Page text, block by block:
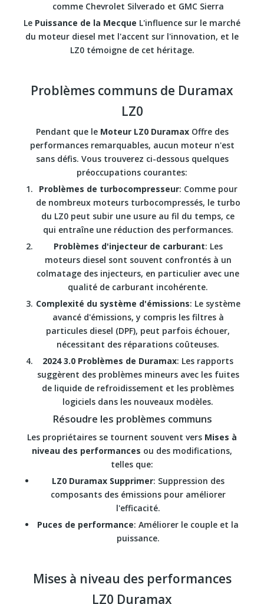
comme Chevrolet Silverado et GMC Sierra
Le Puissance de la Mecque L'influence sur le marché
du moteur diesel met l'accent sur l'innovation, et le
LZ0 témoigne de cet héritage.
Problèmes communs de Duramax
LZ0
Pendant que le Moteur LZ0 DuramaxOffre des
performances remarquables, aucun moteur n'est
sans défis. Vous trouverez ci-dessous quelques
préoccupations courantes:
Problèmes de turbocompresseur: Comme pour
de nombreux moteurs turbocompressés, le turbo
du LZ0 peut subir une usure au fil du temps, ce
qui entraîne une réduction des performances.
Problèmes d'injecteur de carburant: Les
moteurs diesel sont souvent confrontés à un
colmatage des injecteurs, en particulier avec une
qualité de carburant incohérente.
Complexité du système d'émissions: Le système
avancé d'émissions, y compris les filtres à
particules diesel (DPF), peut parfois échouer,
nécessitant des réparations coûteuses.
2024 3.0 Problèmes de Duramax: Les rapports
suggèrent des problèmes mineurs avec les fuites
de liquide de refroidissement et les problèmes
logiciels dans les nouveaux modèles.
Résoudre les problèmes communs
Les propriétaires se tournent souvent vers Mises à
niveau des performances ou des modifications,
telles que:
LZ0 Duramax Supprimer: Suppression des
composants des émissions pour améliorer
l'efficacité.
Puces de performance: Améliorer le couple et la
puissance.
Mises à niveau des performances
LZ0 Duramax